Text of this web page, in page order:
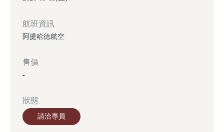
航班資訊
阿提哈德航空
售價
-
狀態
請洽專員